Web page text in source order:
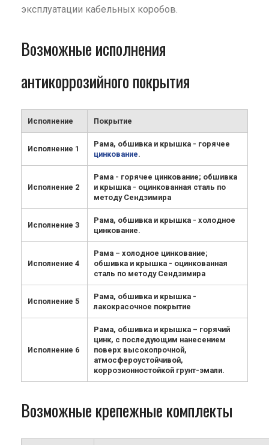
эксплуатации кабельных коробов.
Возможные исполнения
антикоррозийного покрытия
Исполнение Покрытие
Исполнение 1
Рама, обшивка и крышка - горячее
цинкование.
Исполнение 2
Рама - горячее цинкование; обшивка
и крышка - оцинкованная сталь по
методу Сендзимира
Исполнение 3
Рама, обшивка и крышка - холодное
цинкование.
Исполнение 4
Рама – холодное цинкование;
обшивка и крышка - оцинкованная
сталь по методу Сендзимира
Исполнение 5
Рама, обшивка и крышка -
лакокрасочное покрытие
Исполнение 6
Рама, обшивка и крышка – горячий
цинк, с последующим нанесением
поверх высокопрочной,
атмосфероустойчивой,
коррозионностойкой грунт-эмали.
Возможные крепежные комплекты